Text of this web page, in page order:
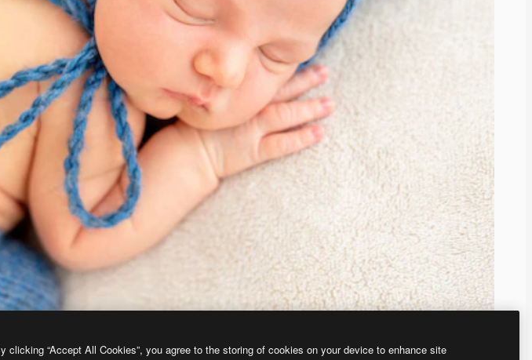
clicking “Accept All Cookies”, you agree to the storing of cookies on your device to enhance site